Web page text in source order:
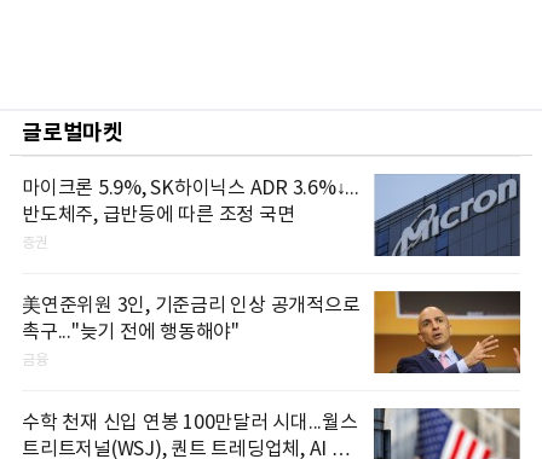
글로벌마켓
마이크론 5.9%, SK하이닉스 ADR 3.6%↓...
반도체주, 급반등에 따른 조정 국면
증권
美연준위원 3인, 기준금리 인상 공개적으로
촉구..."늦기 전에 행동해야"
금융
수학 천재 신입 연봉 100만달러 시대...월스
트리트저널(WSJ), 퀀트 트레딩업체, AI 기